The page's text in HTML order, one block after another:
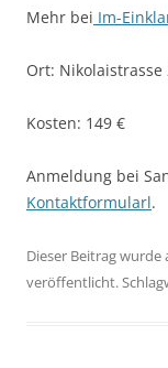
Mehr bei Im-
Ort: Nikolaistrasse
Kosten: 149 €
Anmeldung bei
Kontaktformularl.
Dieser Beitrag wurde
veröffentlicht.